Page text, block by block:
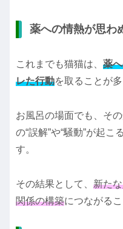
薬への情熱が思わ
これまでも猫猫は、 薬
レた行動を取ることが
お風呂の場面でも、そ
の“誤解”や“騒動”が起
す。
その結果として、 新た
関係の構築につながる